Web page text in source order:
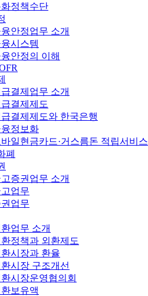
화정책수단
안정업무 소개
시스템
안정의 이해
결제업무 소개
결제제도
결제제도와 한국은행
융정보화
바일현금카드·거스름돈 적립서비스
폐
증권업무 소개
업무
업무
업무 소개
정책과 외환제도
시장과 환율
시장 구조개선
시장운영협의회
보유액